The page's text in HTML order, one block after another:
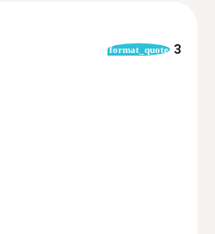
format_quote 3